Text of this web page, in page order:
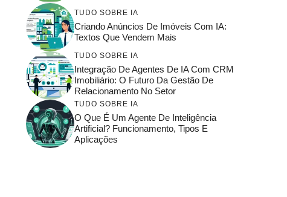
TUDO SOBRE IA
Criando Anúncios De Imóveis Com IA:
Textos Que Vendem Mais
TUDO SOBRE IA
Integração De Agentes De IA Com CRM
Imobiliário: O Futuro Da Gestão De
Relacionamento No Setor
TUDO SOBRE IA
O Que É Um Agente De Inteligência
Artificial? Funcionamento, Tipos E
Aplicações